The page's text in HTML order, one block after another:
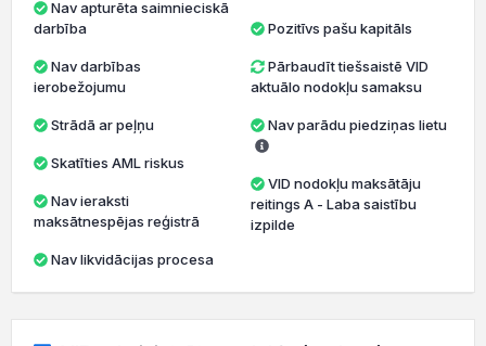
darbība
ierobežojumu
Strādā ar peļņu
Skatīties AML riskus
maksātnespējas reģistrā
Nav likvidācijas procesa
Pozitīvs pašu kapitāls
Pārbaudīt tiešsaistē VID
aktuālo nodokļu samaksu
Nav parādu piedziņas lietu
VID nodokļu maksātāju
reitings A - Laba saistību
izpilde